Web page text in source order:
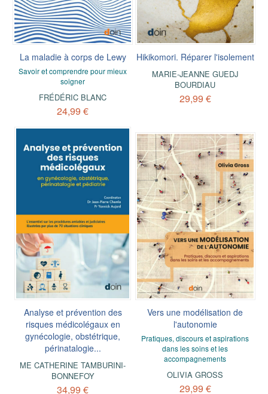
La maladie à corps de Lewy
Savoir et comprendre pour mieux
soigner
FRÉDÉRIC BLANC
24,99 €
Hikikomori. Réparer l'isolement
MARIE-JEANNE GUEDJ
BOURDIAU
29,99 €
Analyse et prévention des
risques médicolégaux en
gynécologie, obstétrique,
périnatalogie...
ME CATHERINE TAMBURINI-
BONNEFOY
34,99 €
Vers une modélisation de
l'autonomie
Pratiques, discours et aspirations
dans les soins et les
accompagnements
OLIVIA GROSS
29,99 €